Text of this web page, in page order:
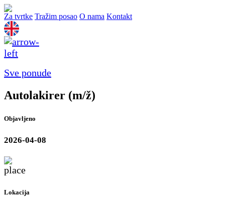
Za tvrtke Tražim posao O nama Kontakt
Sve ponude
Autolakirer (m/ž)
Objavljeno
2026-04-08
Lokacija